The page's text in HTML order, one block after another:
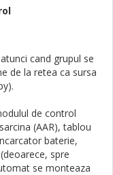
cand grupul se
de la retea ca sursa
de control
(AAR), tablou
baterie,
spre
se monteaza